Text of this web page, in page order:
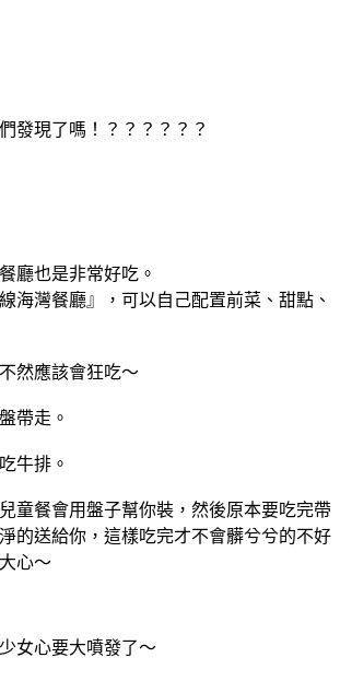
發現了嗎！？？？？？？
廳也是非常好吃。
海灣餐廳』，可以自己配置前菜、甜點、
然應該會狂吃～
帶走。
牛排。
童餐會用盤子幫你裝，然後原本要吃完帶
的送給你，這樣吃完才不會髒兮兮的不好
心～
女心要大噴發了～